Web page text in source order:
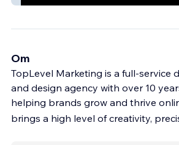
Om
TopLevel Marketing is a full-service
and design agency with over 10
helping brands grow and thrive
brings a high level of creativity,